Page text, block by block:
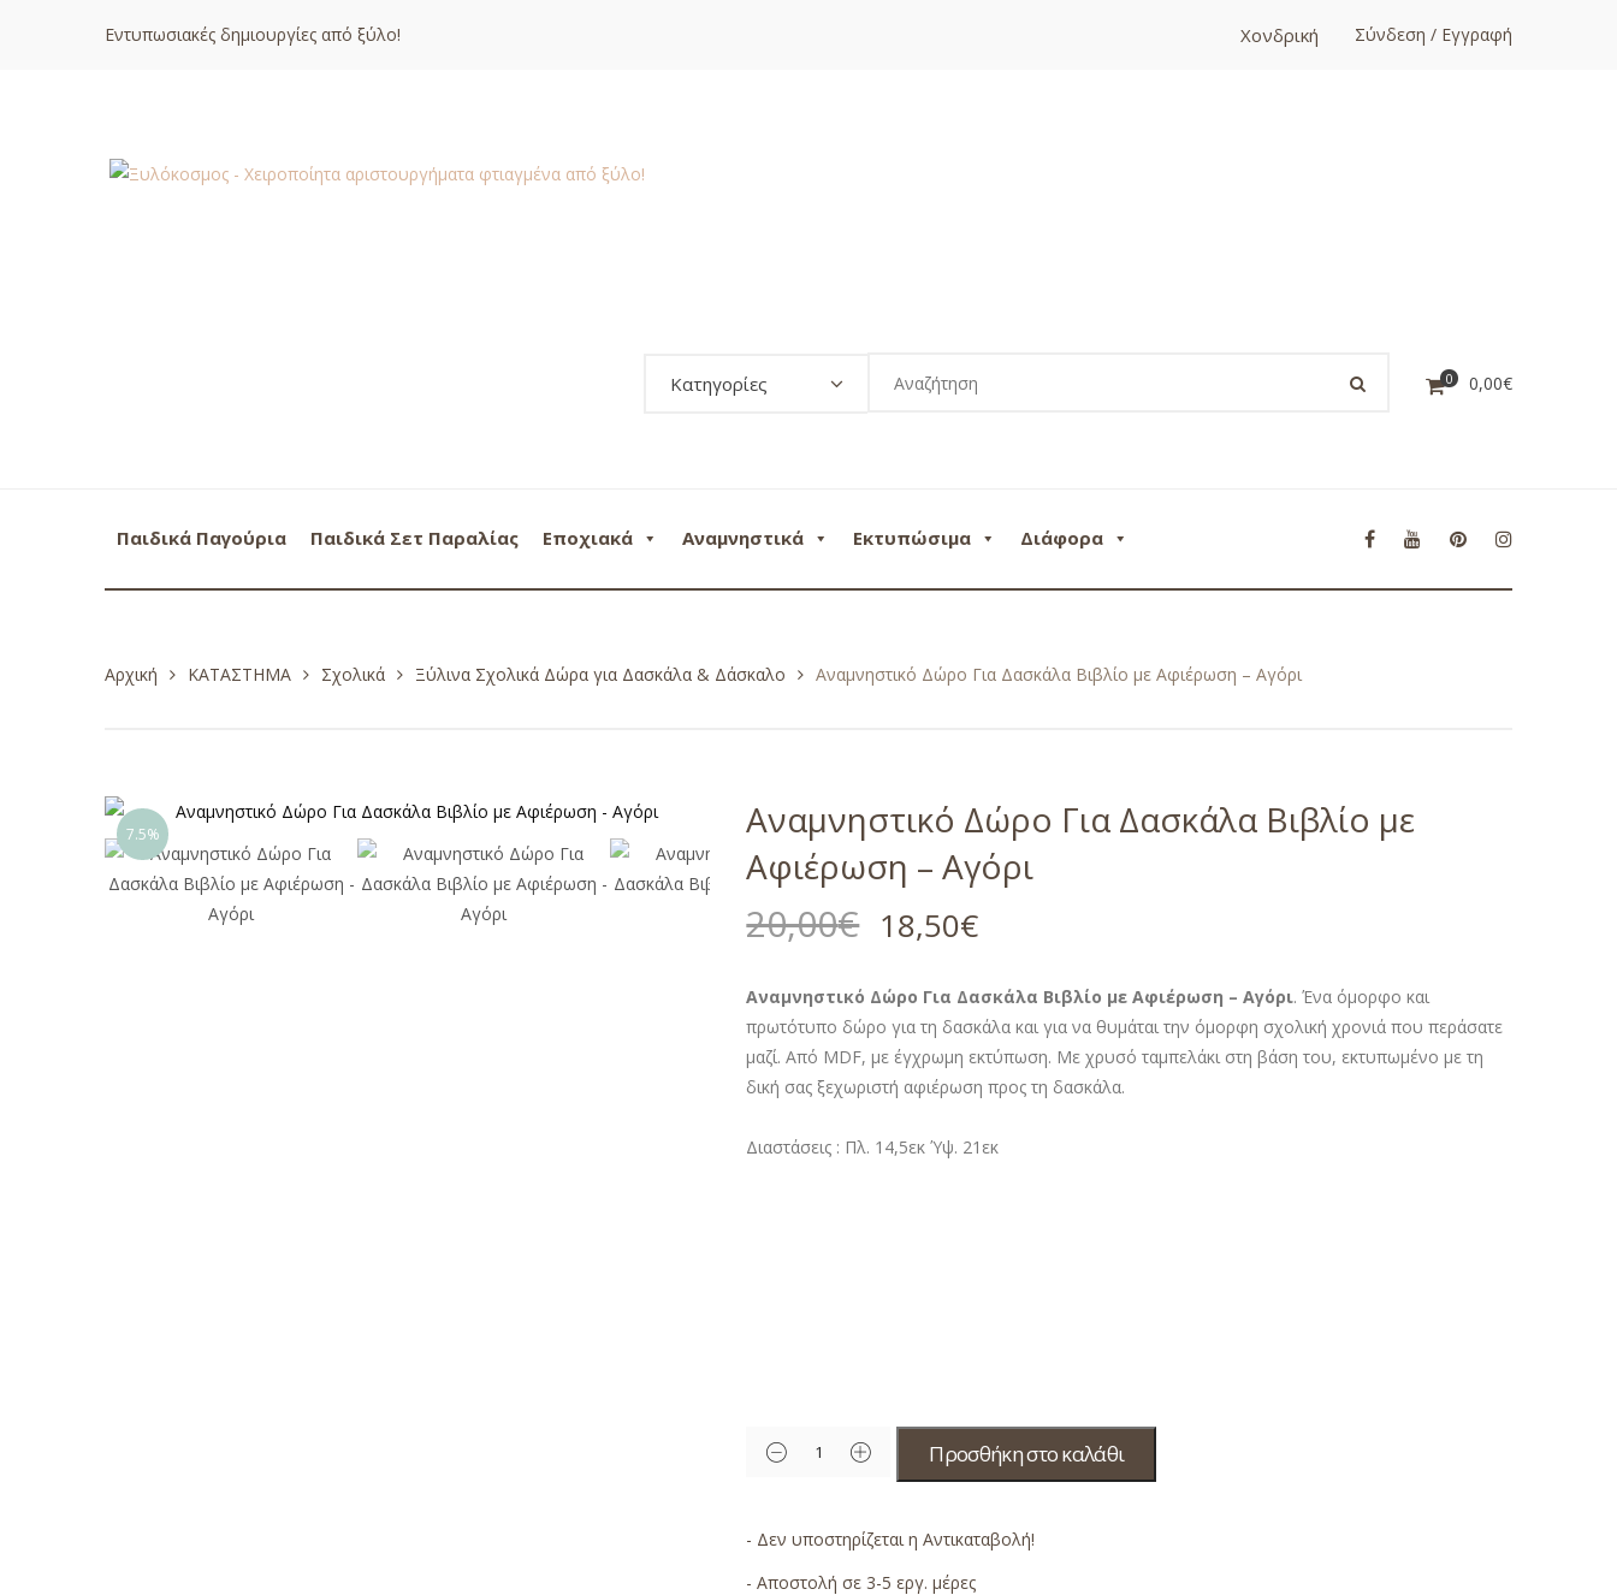
Εντυπωσιακές δημιουργίες από ξύλο! Χονδρική Σύνδεση / Εγγραφή
Κατηγορίες 0 0,00€
Παιδικά Παγούρια Παιδικά Σετ Παραλίας Εποχιακά Αναμνηστικά Εκτυπώσιμα Διάφορα
Αρχική ΚΑΤΑΣΤΗΜΑ Σχολικά Ξύλινα Σχολικά Δώρα για Δασκάλα & Δάσκαλο Αναμνηστικό Δώρο Για Δασκάλα Βιβλίο με Αφιέρωση – Αγόρι
7.5%
Αναμνηστικό Δώρο Για Δασκάλα Βιβλίο με
Αφιέρωση – Αγόρι
20,00€ 18,50€
Αναμνηστικό Δώρο Για Δασκάλα Βιβλίο με Αφιέρωση – Αγόρι. Ένα όμορφο και
πρωτότυπο δώρο για τη δασκάλα και για να θυμάται την όμορφη σχολική χρονιά που περάσατε
μαζί. Από MDF, με έγχρωμη εκτύπωση. Με χρυσό ταμπελάκι στη βάση του, εκτυπωμένο με τη
δική σας ξεχωριστή αφιέρωση προς τη δασκάλα.
Διαστάσεις : Πλ. 14,5εκ Ύψ. 21εκ
Προσθήκη στο καλάθι
- Δεν υποστηρίζεται η Αντικαταβολή!
- Αποστολή σε 3-5 εργ. μέρες